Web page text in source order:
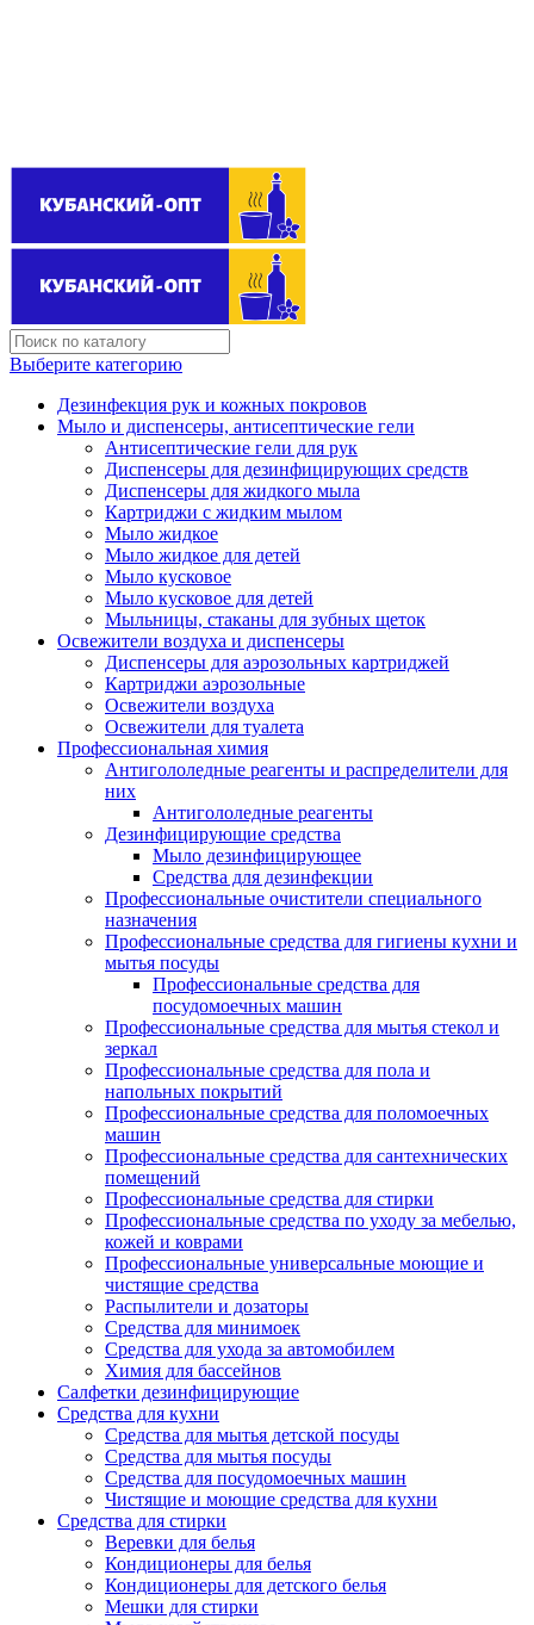
Выберите категорию
Дезинфекция рук и кожных покровов
Мыло и диспенсеры, антисептические гели
Антисептические гели для рук
Диспенсеры для дезинфицирующих средств
Диспенсеры для жидкого мыла
Картриджи с жидким мылом
Мыло жидкое
Мыло жидкое для детей
Мыло кусковое
Мыло кусковое для детей
Мыльницы, стаканы для зубных щеток
Освежители воздуха и диспенсеры
Диспенсеры для аэрозольных картриджей
Картриджи аэрозольные
Освежители воздуха
Освежители для туалета
Профессиональная химия
Антигололедные реагенты и распределители для
них
Антигололедные реагенты
Дезинфицирующие средства
Мыло дезинфицирующее
Средства для дезинфекции
Профессиональные очистители специального
назначения
Профессиональные средства для гигиены кухни и
мытья посуды
Профессиональные средства для
посудомоечных машин
Профессиональные средства для мытья стекол и
зеркал
Профессиональные средства для пола и
напольных покрытий
Профессиональные средства для поломоечных
машин
Профессиональные средства для сантехнических
помещений
Профессиональные средства для стирки
Профессиональные средства по уходу за мебелью,
кожей и коврами
Профессиональные универсальные моющие и
чистящие средства
Распылители и дозаторы
Средства для минимоек
Средства для ухода за автомобилем
Химия для бассейнов
Салфетки дезинфицирующие
Средства для кухни
Средства для мытья детской посуды
Средства для мытья посуды
Средства для посудомоечных машин
Чистящие и моющие средства для кухни
Средства для стирки
Веревки для белья
Кондиционеры для белья
Кондиционеры для детского белья
Мешки для стирки